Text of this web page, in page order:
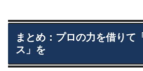
まとめ：プロの力を借りて
ス」を